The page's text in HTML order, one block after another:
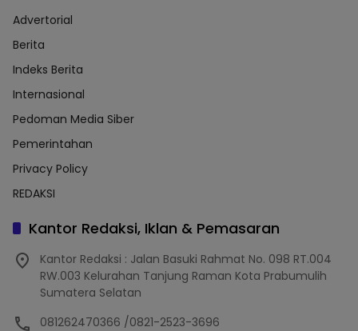
Advertorial
Berita
Indeks Berita
Internasional
Pedoman Media Siber
Pemerintahan
Privacy Policy
REDAKSI
Kantor Redaksi, Iklan & Pemasaran
Kantor Redaksi : Jalan Basuki Rahmat No. 098 RT.004
RW.003 Kelurahan Tanjung Raman Kota Prabumulih
Sumatera Selatan
081262470366 /0821-2523-3696